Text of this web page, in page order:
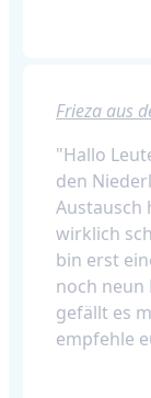
Frieza aus
"Hallo
den
Austausch
wirklich
bin erst
noch neun
gefällt es
empfehle